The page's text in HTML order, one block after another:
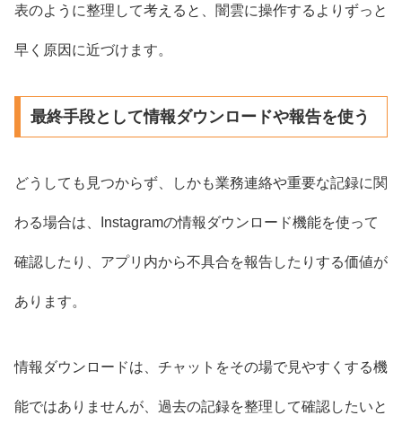
表のように整理して考えると、闇雲に操作するよりずっと
早く原因に近づけます。
最終手段として情報ダウンロードや報告を使う
どうしても見つからず、しかも業務連絡や重要な記録に関
わる場合は、Instagramの情報ダウンロード機能を使って
確認したり、アプリ内から不具合を報告したりする価値が
あります。
情報ダウンロードは、チャットをその場で見やすくする機
能ではありませんが、過去の記録を整理して確認したいと